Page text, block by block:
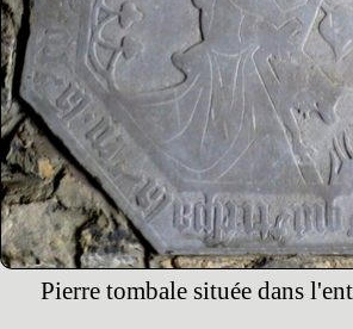
Pierre tombale située dans